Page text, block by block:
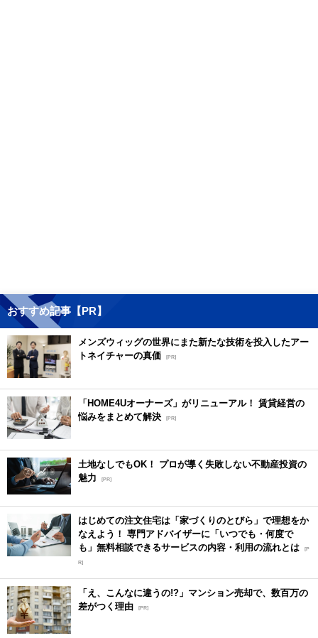
おすすめ記事【PR】
メンズウィッグの世界にまた新たな技術を投入したアー
トネイチャーの真価 [PR]
「HOME4Uオーナーズ」がリニューアル！ 賃貸経営の
悩みをまとめて解決 [PR]
土地なしでもOK！ プロが導く失敗しない不動産投資の
魅力
[PR]
はじめての注文住宅は「家づくりのとびら」で理想をか
なえよう！ 専門アドバイザーに「いつでも・何度で
も」無料相談できるサービスの内容・利用の流れとは [P
R]
「え、こんなに違うの!?」マンション売却で、数百万の
差がつく理由 [PR]